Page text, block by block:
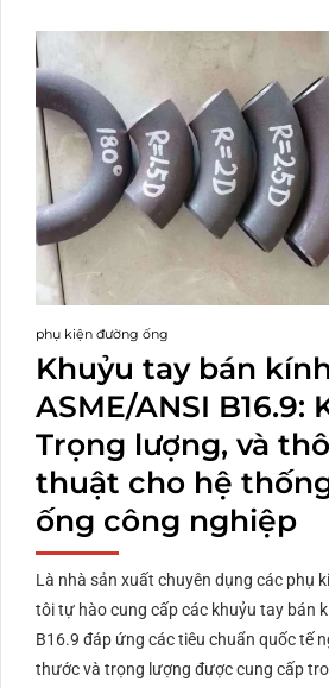
phụ kiện đường ống
Khuỷu tay bán
ASME/ANSI B16.9:
Trọng lượng, và
thuật cho hệ
ống công nghiệp
Là nhà sản xuất chuyên dụng các phụ
tôi tự hào cung cấp các khuỷu tay bán
B16.9 đáp ứng các tiêu chuẩn quốc tế
thước và trọng lượng được cung cấp